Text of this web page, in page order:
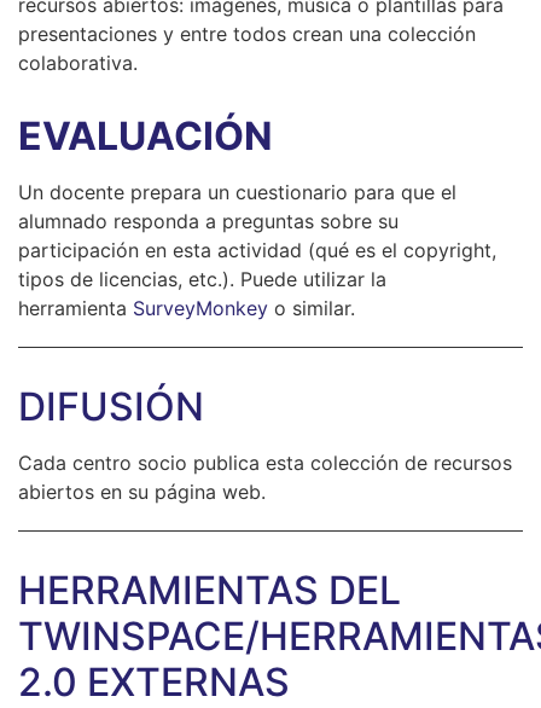
recursos abiertos: imágenes, música o plantillas para
presentaciones y entre todos crean una colección
colaborativa.
EVALUACIÓN
Un docente prepara un cuestionario para que el
alumnado responda a preguntas sobre su
participación en esta actividad (qué es el copyright,
tipos de licencias, etc.). Puede utilizar la
herramienta SurveyMonkey o similar.
DIFUSIÓN
Cada centro socio publica esta colección de recursos
abiertos en su página web.
HERRAMIENTAS DEL
TWINSPACE/
2.0 EXTERNAS